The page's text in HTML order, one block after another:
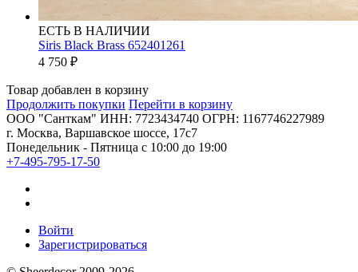
ЕСТЬ В НАЛИЧИИ
Siris Black Brass 652401261
4 750 ₽
Товар добавлен в корзину
Продолжить покупки Перейти в корзину
ООО "Санткам" ИНН: 7723434740 ОГРН: 1167746227989
г. Москва, Варшавское шоссе, 17с7
Понедельник - Пятница с 10:00 до 19:00
+7-495-795-17-50
Войти
Зарегистрироваться